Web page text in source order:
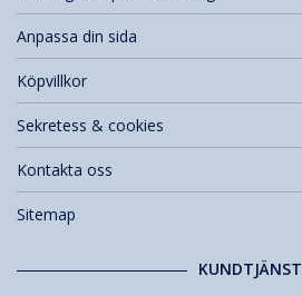
Anpassa din sida
Köpvillkor
Sekretess & cookies
Kontakta oss
Sitemap
KUNDTJÄNST